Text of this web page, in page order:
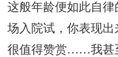
这般年龄便如此自律
场入院试，你表现出
很值得赞赏……我甚